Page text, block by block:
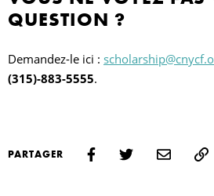
QUESTION ?
Demandez-le ici :
(315)-883-5555.
PARTAGER